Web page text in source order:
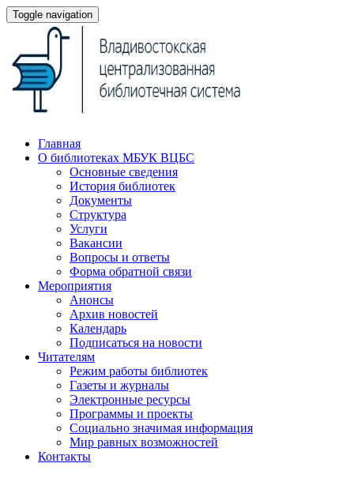
Toggle navigation
Главная
О библиотеках МБУК ВЦБС
Основные сведения
История библиотек
Документы
Структура
Услуги
Вакансии
Вопросы и ответы
Форма обратной связи
Мероприятия
Анонсы
Архив новостей
Календарь
Подписаться на новости
Читателям
Режим работы библиотек
Газеты и журналы
Электронные ресурсы
Программы и проекты
Социально значимая информация
Мир равных возможностей
Контакты